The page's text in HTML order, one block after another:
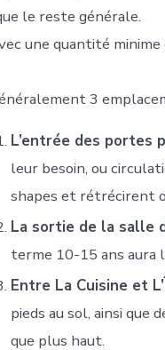
le reste générale.
une quantité
3
L’entrée des portes
leur besoin, ou
shapes et rétrécirent
La sortie de la salle
terme 10-15 ans aura
Entre La Cuisine et
pieds au sol, ainsi que
que plus haut.